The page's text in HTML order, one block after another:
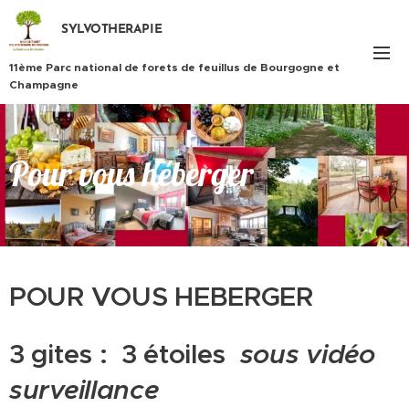
SYLVOTHERAPIE
11ème Parc national de forets de feuillus de Bourgogne et
Champagne
Pour vous héberger
POUR VOUS HEBERGER
3 gites : 3 étoiles sous vidéo
surveillance